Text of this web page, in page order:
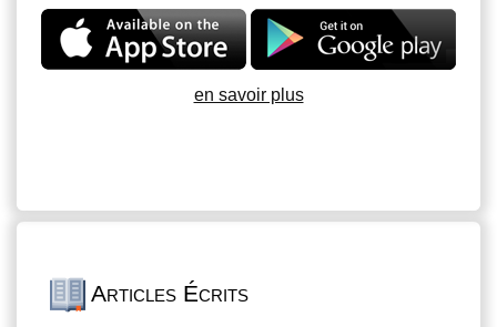
en savoir plus
Articles Écrits